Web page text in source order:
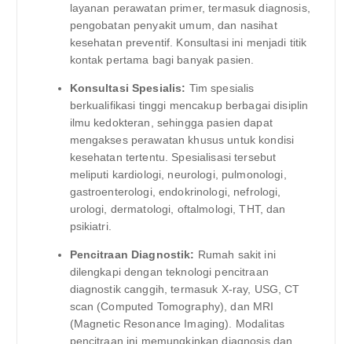
layanan perawatan primer, termasuk diagnosis,
pengobatan penyakit umum, dan nasihat
kesehatan preventif. Konsultasi ini menjadi titik
kontak pertama bagi banyak pasien.
Konsultasi Spesialis: Tim spesialis
berkualifikasi tinggi mencakup berbagai disiplin
ilmu kedokteran, sehingga pasien dapat
mengakses perawatan khusus untuk kondisi
kesehatan tertentu. Spesialisasi tersebut
meliputi kardiologi, neurologi, pulmonologi,
gastroenterologi, endokrinologi, nefrologi,
urologi, dermatologi, oftalmologi, THT, dan
psikiatri.
Pencitraan Diagnostik: Rumah sakit ini
dilengkapi dengan teknologi pencitraan
diagnostik canggih, termasuk X-ray, USG, CT
scan (Computed Tomography), dan MRI
(Magnetic Resonance Imaging). Modalitas
pencitraan ini memungkinkan diagnosis dan